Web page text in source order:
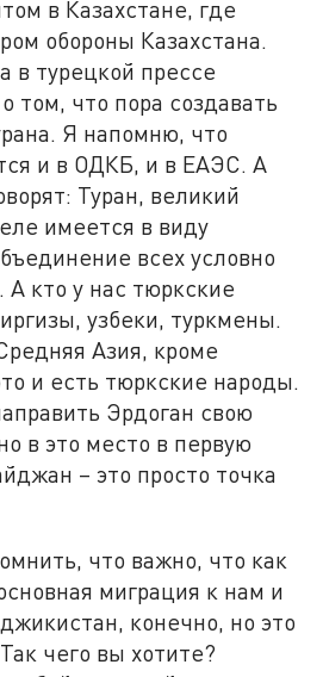
в Казахстане, где
обороны Казахстана.
в турецкой прессе
том, что пора создавать
Я напомню, что
и в ОДКБ, и в ЕАЭС. А
Туран, великий
имеется в виду
всех условно
А кто у нас тюркские
узбеки, туркмены.
Азия, кроме
и есть тюркские народы.
Эрдоган свою
в это место в первую
– это просто точка
что важно, что как
миграция к нам и
конечно, но это
чего вы хотите?